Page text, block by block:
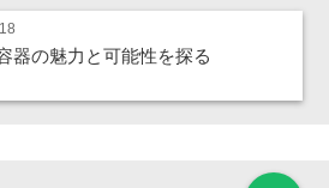
器の魅力と可能性を探る